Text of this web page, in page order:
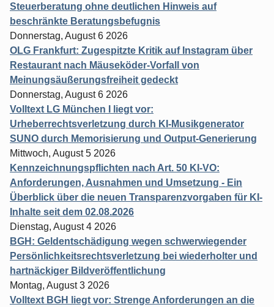
Steuerberatung ohne deutlichen Hinweis auf
beschränkte Beratungsbefugnis
Donnerstag, August 6 2026
OLG Frankfurt: Zugespitzte Kritik auf Instagram über
Restaurant nach Mäuseköder-Vorfall von
Meinungsäußerungsfreiheit gedeckt
Donnerstag, August 6 2026
Volltext LG München I liegt vor:
Urheberrechtsverletzung durch KI-Musikgenerator
SUNO durch Memorisierung und Output-Generierung
Mittwoch, August 5 2026
Kennzeichnungspflichten nach Art. 50 KI-VO:
Anforderungen, Ausnahmen und Umsetzung - Ein
Überblick über die neuen Transparenzvorgaben für KI-
Inhalte seit dem 02.08.2026
Dienstag, August 4 2026
BGH: Geldentschädigung wegen schwerwiegender
Persönlichkeitsrechtsverletzung bei wiederholter und
hartnäckiger Bildveröffentlichung
Montag, August 3 2026
Volltext BGH liegt vor: Strenge Anforderungen an die